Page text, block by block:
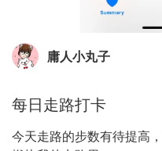
庸人小丸子
每日走路打卡
今天走路的步数有待提高